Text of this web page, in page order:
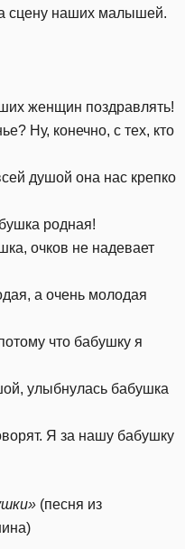
сцену наших малышей.
женщин поздравлять!
Ну, конечно, с тех, кто
душой она нас крепко
родная!
очков не надевает
а очень молодая
что бабушку я
улыбнулась бабушка
Я за нашу бабушку
(песня из